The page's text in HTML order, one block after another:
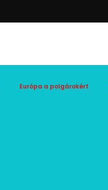
Európa a polgárokért